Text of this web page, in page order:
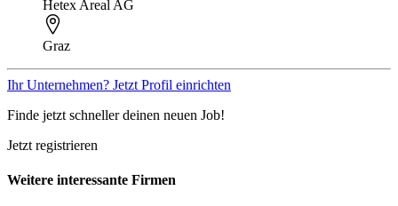
Hetex Areal AG
Graz
Ihr Unternehmen? Jetzt Profil einrichten
Finde jetzt schneller deinen neuen Job!
Jetzt registrieren
Weitere interessante Firmen